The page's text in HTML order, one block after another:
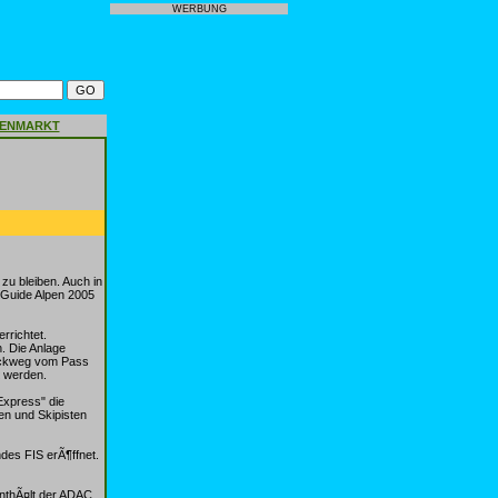
bleiben. Auch in
Alpen 2005
Die Anlage
vom Pass
die
und Skipisten
FIS erÃ¶ffnet.
der ADAC
WERBUNG